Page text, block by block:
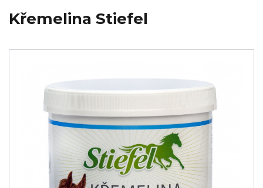
Křemelina Stiefel